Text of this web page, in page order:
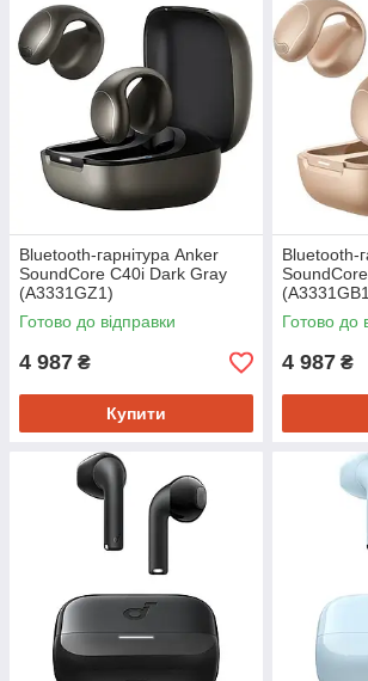
Bluetooth-гарнітура Anker
SoundCore C40i Dark Gray
(A3331GZ1)
Готово до відправки
4 987 ₴
Купити
Bluetooth-
Готово до
4 987 ₴